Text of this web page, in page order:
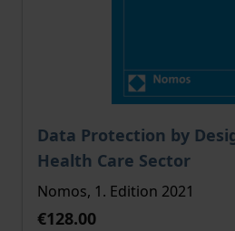
Data Protection by
Health Care Sector
The price depends on the
Nomos, 1. Edition 2021
€128.00